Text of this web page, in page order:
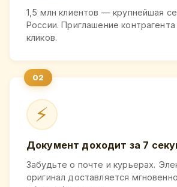
1,5 млн клиентов — крупнейшая
России. Приглашение
кликов.
⚡
Документ доходит за 7
Забудьте о почте и курьерах.
оригинал доставляется